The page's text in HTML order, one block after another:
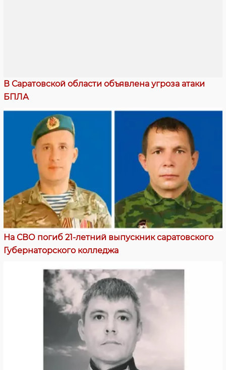
В Саратовской области объявлена угроза атаки
БПЛА
На СВО погиб 21-летний выпускник саратовского
Губернаторского колледжа